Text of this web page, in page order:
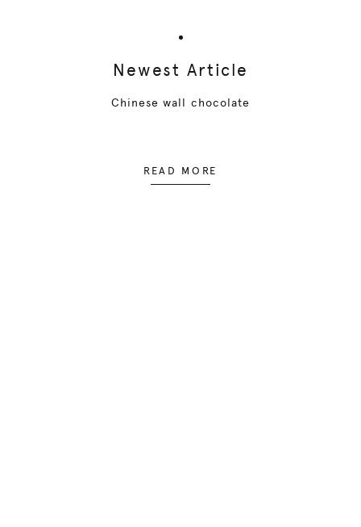
Newest Article
Chinese wall chocolate
READ MORE